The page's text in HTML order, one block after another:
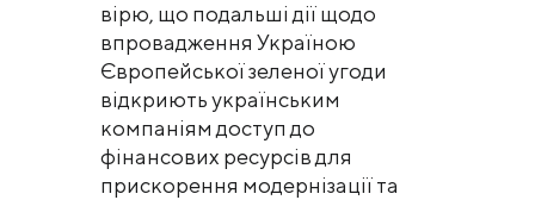
вірю, що подальші дії щодо
впровадження Україною
Європейської зеленої угоди
відкриють українським
компаніям доступ до
фінансових ресурсів для
прискорення модернізації та